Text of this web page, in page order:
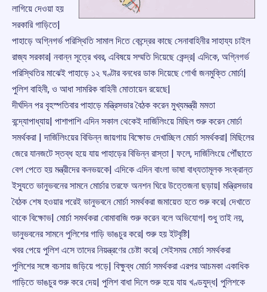
লাগিয়ে দেওয়া হয়
সরকারি গাড়িতে|
পাহাড়ে অগ্নিগর্ভ পরিস্থিতি সামাল দিতে কেন্দ্রের কাছে সেনাবাহিনীর সাহায্য চাইল
রাজ্য সরকার| নবান্ন সূত্রে খবর, এবিষয়ে সম্মতি দিয়েছে কেন্দ্র| এদিকে, অগ্নিগর্ভ
পরিস্থিতির মাঝেই পাহাড়ে ১২ ঘণ্টার বনধের ডাক দিয়েছে গোর্খা জনমুক্তি মোর্চা|
পুলিশ বাহিনী, ও আধা সামরিক বাহিনী মোতায়েন রয়েছে|
দীর্ঘদিন পর বৃহস্পতিবার পাহাড়ে মন্ত্রিসভার বৈঠক করেন মুখ্যমন্ত্রী মমতা
বন্দ্যোপাধ্যায়| পাশাপাশি এদিন সকাল থেকেই দার্জিলিংয়ে মিছিল শুরু করেন মোর্চা
সমর্থকরা | দার্জিলিংয়ের বিভিন্ন জায়গায় বিক্ষোভ দেখাচ্ছিল মোর্চা সমর্থকরা| মিছিলের
জেরে যানজটে স্তব্ধ হয়ে যায় পাহাড়ের বিভিন্ন রাস্তা | ফলে, দার্জিলিংয়ে পৌঁছাতে
বেগ পেতে হয় মন্ত্রীদের কনভয়কে| এদিকে এদিন বাংলা ভাষা বাধ্যতামূলক সংক্রান্ত
ইসু্যতে ভানুভবনের সামনে মোর্চার তরফে অনশন ঘিরে উত্তেজনা ছড়ায়| মন্ত্রিসভার
বৈঠক শেষ হওয়ার পরেই ভানুভবনে মোর্চা সমর্থকরা জমায়েত হতে শুরু করে| দেখাতে
থাকে বিক্ষোভ| মোর্চা সমর্থকরা বোমাবাজি শুরু করেন বলে অভিযোগ| শুধু তাই নয়,
ভানুভবনের সামনে পুলিশের গাড়ি ভাঙচুর করে| শুরু হয় ইটবৃষ্টি|
খবর পেয়ে পুলিশ এসে তাদের নিয়ন্ত্রণের চেষ্টা করে| সেইসময় মোর্চা সমর্থকরা
পুলিশের সঙ্গে বচসায় জড়িয়ে পড়ে| বিক্ষুব্ধ মোর্চা সমর্থকরা এরপর আচমকা একাধিক
গাড়িতে ভাঙচুর শুরু করে দেয়| পুলিশ বাধা দিলে শুরু হয়ে যায় খণ্ডযুদ্ধ| পুলিশকে